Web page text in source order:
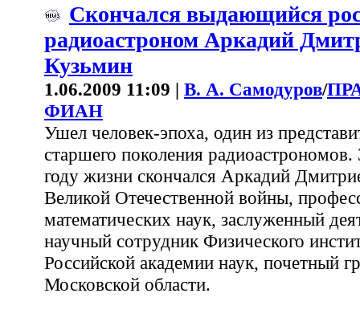
Скончался выдающийся
радиоастроном Аркадий
Кузьмин
1.06.2009 11:09 | В. А. Самодуров/
ФИАН
Ушел человек-эпоха, один из
старшего поколения
году жизни скончался Аркадий
Великой Отечественной войны,
математических наук, заслуженный
научный сотрудник Физического
Российской академии наук, почетный
Московской области.